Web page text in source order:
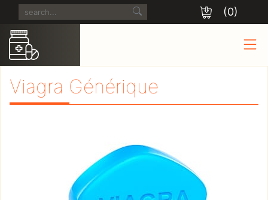
(0)
Viagra Générique